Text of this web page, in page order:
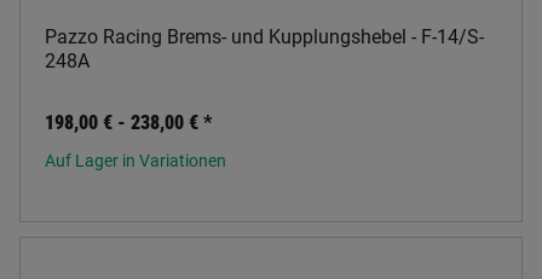
Pazzo Racing Brems- und Kupplungshebel - F-14/S-
248A
198,00 € - 238,00 € *
Auf Lager in Variationen